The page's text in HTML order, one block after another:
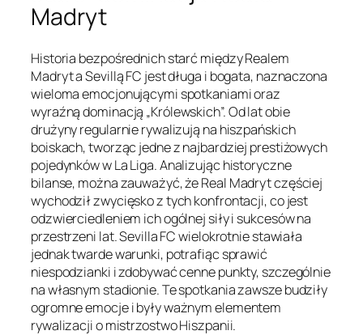
Madryt
Historia bezpośrednich starć między Realem
Madryt a Sevillą FC jest długa i bogata, naznaczona
wieloma emocjonującymi spotkaniami oraz
wyraźną dominacją „Królewskich”. Od lat obie
drużyny regularnie rywalizują na hiszpańskich
boiskach, tworząc jedne z najbardziej prestiżowych
pojedynków w La Liga. Analizując historyczne
bilanse, można zauważyć, że Real Madryt częściej
wychodził zwycięsko z tych konfrontacji, co jest
odzwierciedleniem ich ogólnej siły i sukcesów na
przestrzeni lat. Sevilla FC wielokrotnie stawiała
jednak twarde warunki, potrafiąc sprawić
niespodzianki i zdobywać cenne punkty, szczególnie
na własnym stadionie. Te spotkania zawsze budziły
ogromne emocje i były ważnym elementem
rywalizacji o mistrzostwo Hiszpanii.